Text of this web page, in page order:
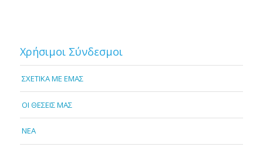
Χρήσιμοι Σύνδεσμοι
ΣΧΕΤΙΚΑ ΜΕ ΕΜΑΣ
OI ΘΕΣΕΙΣ ΜΑΣ
NEA